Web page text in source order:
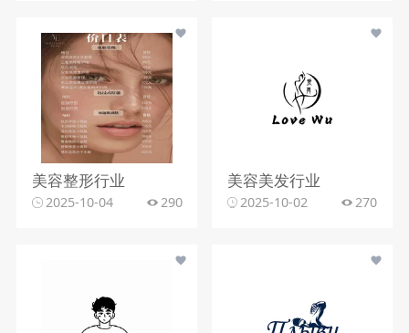
美容整形行业
2025-10-04 290
美容美发行业
2025-10-02 270